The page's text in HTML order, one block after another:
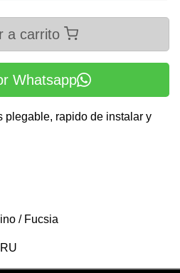
a carrito
Whatsapp
plegable, rapido de instalar y
/ Fucsia